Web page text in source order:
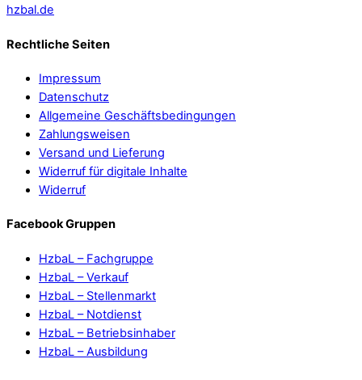
hzbal.de
Rechtliche Seiten
Impressum
Datenschutz
Allgemeine Geschäftsbedingungen
Zahlungsweisen
Versand und Lieferung
Widerruf für digitale Inhalte
Widerruf
Facebook Gruppen
HzbaL – Fachgruppe
HzbaL – Verkauf
HzbaL – Stellenmarkt
HzbaL – Notdienst
HzbaL – Betriebsinhaber
HzbaL – Ausbildung